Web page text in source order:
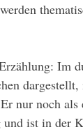
nur noch
ist in der